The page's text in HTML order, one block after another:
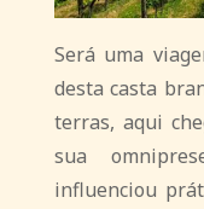
Será uma
desta casta
terras, aqui
sua
influenciou